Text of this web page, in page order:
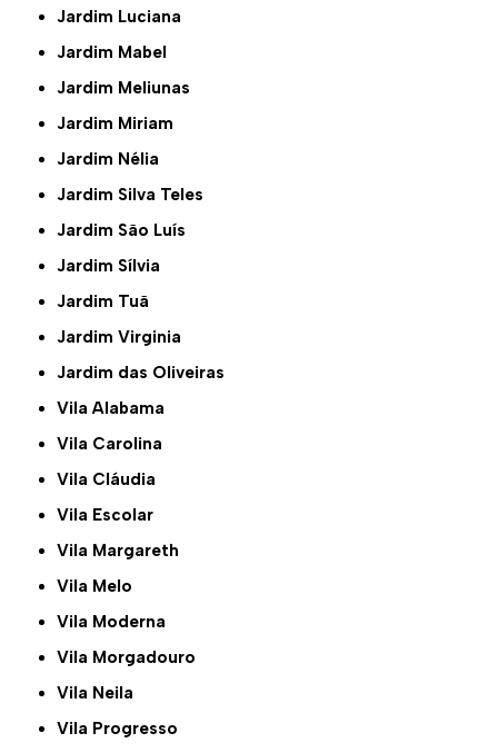
Jardim Luciana
Jardim Mabel
Jardim Meliunas
Jardim Miriam
Jardim Nélia
Jardim Silva Teles
Jardim São Luís
Jardim Sílvia
Jardim Tuã
Jardim Virginia
Jardim das Oliveiras
Vila Alabama
Vila Carolina
Vila Cláudia
Vila Escolar
Vila Margareth
Vila Melo
Vila Moderna
Vila Morgadouro
Vila Neila
Vila Progresso